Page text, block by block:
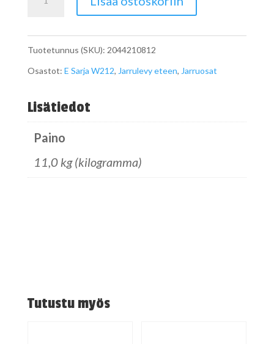
eteen
määrä
Tuotetunnus (SKU): 2044210812
Osastot: E Sarja W212, Jarrulevy eteen, Jarruosat
Lisätiedot
Paino
11,0 kg (kilogramma)
Tutustu myös